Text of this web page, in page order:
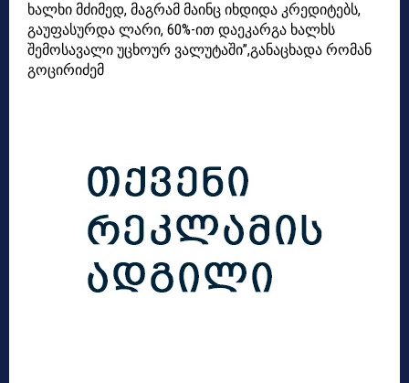
ხალხი მძიმედ, მაგრამ მაინც იხდიდა კრედიტებს,
გაუფასურდა ლარი, 60%-ით დაეკარგა ხალხს
შემოსავალი უცხოურ ვალუტაში”,განაცხადა რომან
გოცირიძემ